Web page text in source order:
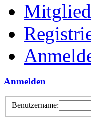
Anmelden
Benutzername: